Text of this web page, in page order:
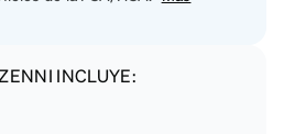
INCLUYE: